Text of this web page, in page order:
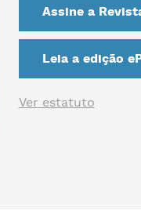
Assine a
Leia a edição
Ver estatuto